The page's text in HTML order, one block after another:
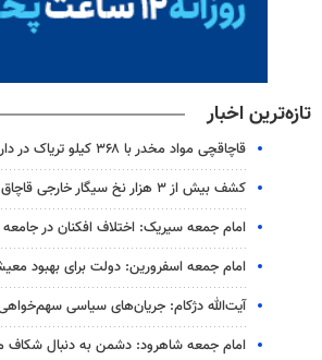
تازه‌ترین اخبار
قاچاقچی مواد مخدر با ۳۶۸ کیلو تریاک در داراب دستگیر شد
کشف بیش از ۳ هزار نخ سیگار خارجی قاچاق و مواد مخدر در مرند
امام جمعه سیریک: اختلاف افکنان در
امام جمعه اسفرورین: دولت برای بهبود
آیت‌الله دژکام: جریان‌های سیاسی سهم‌خواهی
امام جمعه شاهرود: دشمن به دنبال شکاف